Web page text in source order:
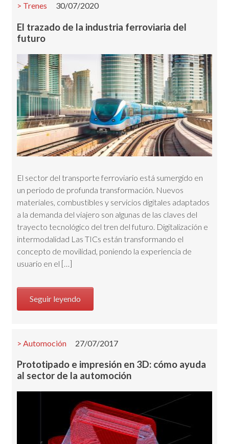
Trenes 30/07/2020
El trazado de la industria ferroviaria del
futuro
El sector del transporte ferroviario está sumergido en
un periodo de profunda transformación. Nuevos
materiales, combustibles y servicios digitales adaptados
a la demanda del viajero son algunas de las claves del
trayecto tecnológico del tren del futuro. Digitalización e
intermodalidad Las TICs están transformando el
concepto de movilidad, poniendo la experiencia de
usuario en el […]
Seguir leyendo
Automoción 27/07/2017
Prototipado e impresión en 3D: cómo ayuda
al sector de la automoción